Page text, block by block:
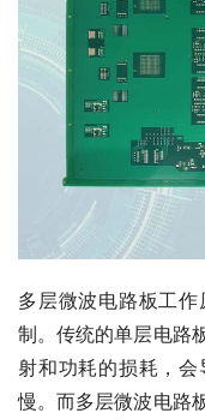
多层微波电路板工
制。传统的单层电路
射和功耗的损耗，
慢。而多层微波电路